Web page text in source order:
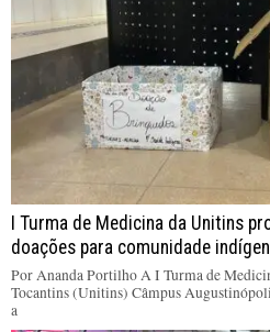
I Turma de Medicina da Unitins
doações para comunidade
Por Ananda Portilho A I Turma de
Tocantins (Unitins) Câmpus
a